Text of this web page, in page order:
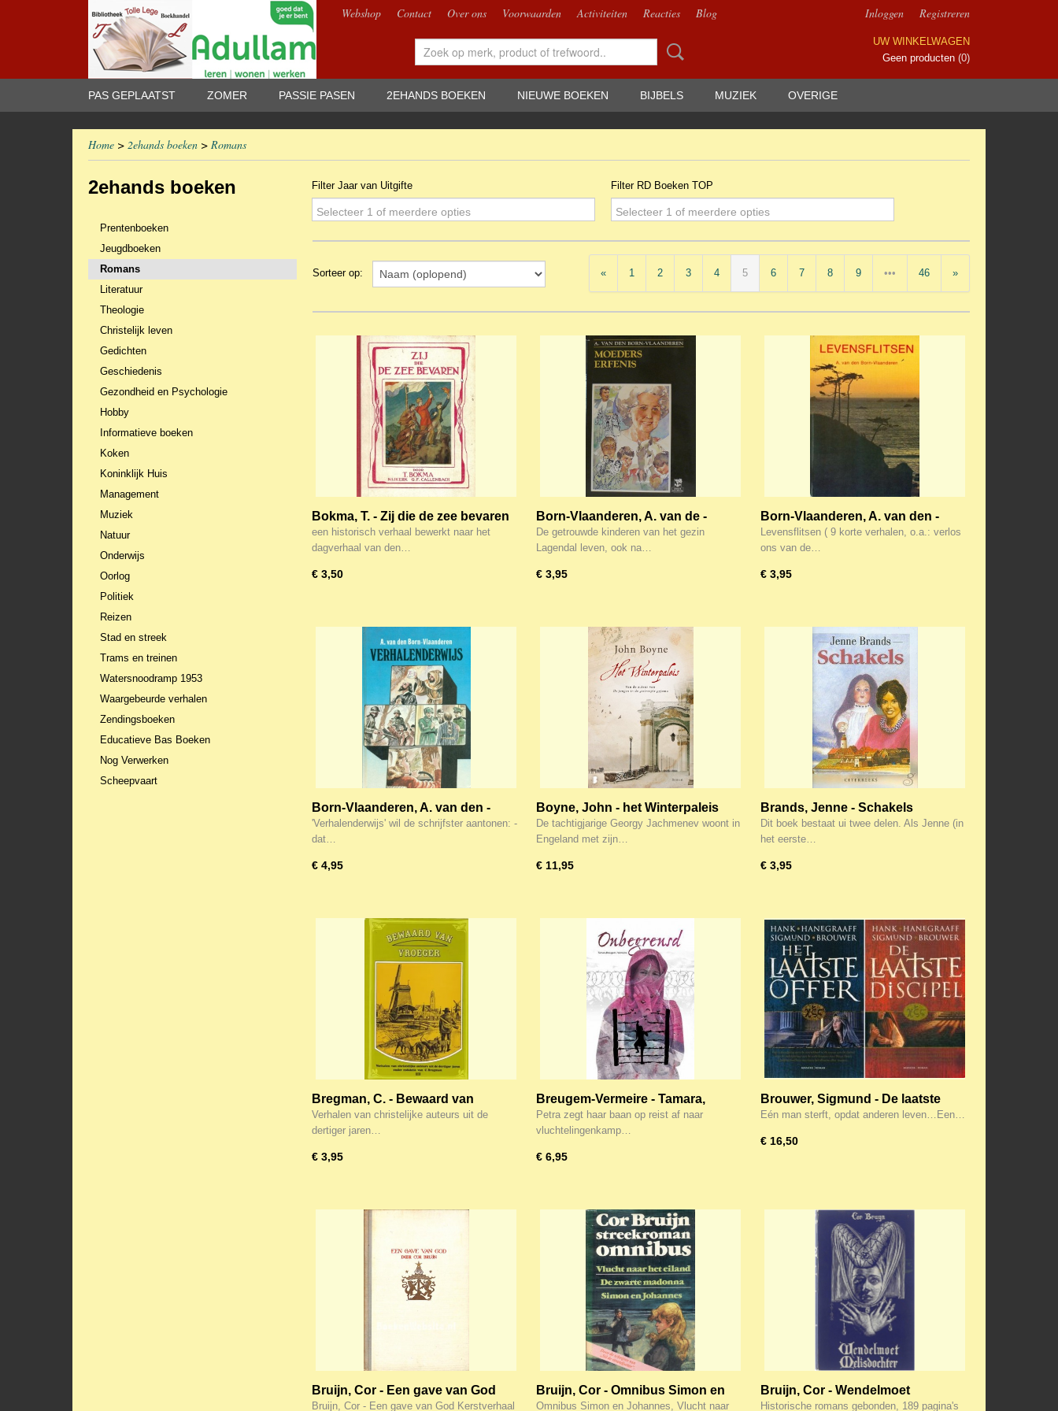
Webshop Contact Over ons Voorwaarden Activiteiten Reacties Blog Inloggen Registreren
UW WINKELWAGEN
Geen producten (0)
PAS GEPLAATST ZOMER PASSIE PASEN 2EHANDS BOEKEN NIEUWE BOEKEN BIJBELS MUZIEK OVERIGE
Home > 2ehands boeken > Romans
2ehands boeken
Prentenboeken
Jeugdboeken
Romans
Literatuur
Theologie
Christelijk leven
Gedichten
Geschiedenis
Gezondheid en Psychologie
Hobby
Informatieve boeken
Koken
Koninklijk Huis
Management
Muziek
Natuur
Onderwijs
Oorlog
Politiek
Reizen
Stad en streek
Trams en treinen
Watersnoodramp 1953
Waargebeurde verhalen
Zendingsboeken
Educatieve Bas Boeken
Nog Verwerken
Scheepvaart
Filter Jaar van Uitgifte
Selecteer 1 of meerdere opties
Filter RD Boeken TOP
Selecteer 1 of meerdere opties
Sorteer op: « 1 2 3 4 5 6 7 8 9 ••• 46 »
Bokma, T. - Zij die de zee bevaren
een historisch verhaal bewerkt naar het
dagverhaal van den…
€ 3,50
Born-Vlaanderen, A. van de -
Moeders erfenis
De getrouwde kinderen van het gezin
Lagendal leven, ook na…
€ 3,95
Born-Vlaanderen, A. van den -
Levensflitsen
Levensflitsen ( 9 korte verhalen, o.a.: verlos
ons van de…
€ 3,95
Born-Vlaanderen, A. van den -
Verhalenderwijs
'Verhalenderwijs' wil de schrijfster aantonen: -
dat…
€ 4,95
Boyne, John - het Winterpaleis
De tachtigjarige Georgy Jachmenev woont in
Engeland met zijn…
€ 11,95
Brands, Jenne - Schakels
Dit boek bestaat ui twee delen. Als Jenne (in
het eerste…
€ 3,95
Bregman, C. - Bewaard van
vroeger (Anne de Vries ea)
Verhalen van christelijke auteurs uit de
dertiger jaren…
€ 3,95
Breugem-Vermeire - Tamara,
Onbegrensd
Petra zegt haar baan op reist af naar
vluchtelingenkamp…
€ 6,95
Brouwer, Sigmund - De laatste
discipel / laatste offer
Eén man sterft, opdat anderen leven…Een…
€ 16,50
Bruijn, Cor - Een gave van God
Bruijn, Cor - Een gave van God Kerstverhaal
Bruijn, Cor - Omnibus Simon en
Johannes, Vlucht naar het eiland,
Omnibus Simon en Johannes, Vlucht naar
Bruijn, Cor - Wendelmoet
Melisdochter
Historische romans gebonden, 189 pagina's